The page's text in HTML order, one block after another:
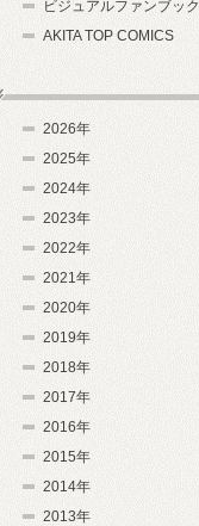
ビジュアルファンブック
AKITA TOP COMICS
2026年
2025年
2024年
2023年
2022年
2021年
2020年
2019年
2018年
2017年
2016年
2015年
2014年
2013年